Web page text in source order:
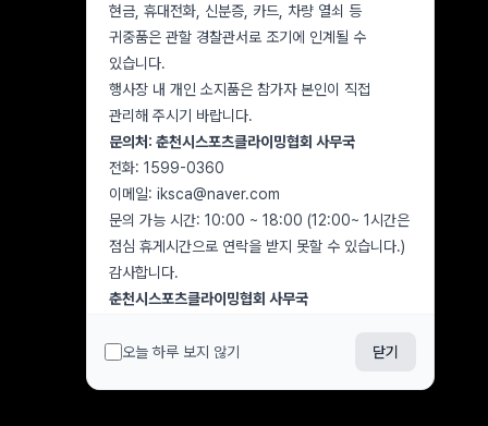
현금, 휴대전화, 신분증, 카드, 차량 열쇠 등
귀중품은 관할 경찰관서로 조기에 인계될 수
있습니다.
행사장 내 개인 소지품은 참가자 본인이 직접
관리해 주시기 바랍니다.
문의처: 춘천시스포츠클라이밍협회 사무국
전화: 1599-0360
이메일: iksca@naver.com
문의 가능 시간: 10:00 ~ 18:00 (12:00~ 1시간은
점심 휴게시간으로 연락을 받지 못할 수 있습니다.)
감사합니다.
춘천시스포츠클라이밍협회 사무국
오늘 하루 보지 않기 닫기